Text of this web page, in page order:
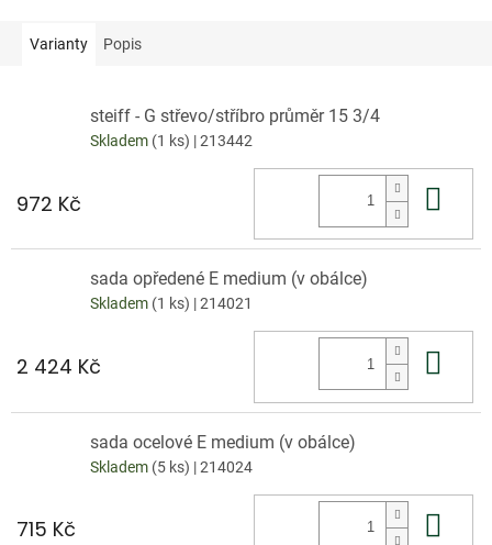
Varianty Popis
steiff - G střevo/stříbro průměr 15 3/4
Skladem (1 ks) | 213442
972 Kč
sada opředené E medium (v obálce)
Skladem (1 ks) | 214021
2 424 Kč
sada ocelové E medium (v obálce)
Skladem (5 ks) | 214024
715 Kč